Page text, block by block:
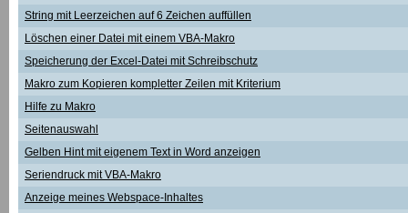
String mit Leerzeichen auf 6 Zeichen auffüllen
Löschen einer Datei mit einem VBA-Makro
Speicherung der Excel-Datei mit Schreibschutz
Makro zum Kopieren kompletter Zeilen mit Kriterium
Hilfe zu Makro
Seitenauswahl
Gelben Hint mit eigenem Text in Word anzeigen
Seriendruck mit VBA-Makro
Anzeige meines Webspace-Inhaltes